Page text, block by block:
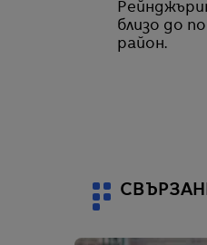
близо до
район.